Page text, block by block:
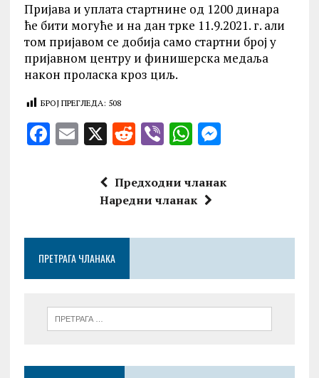
Пријава и уплата стартнине од 1200 динара
ће бити могуће и на дан трке 11.9.2021. г. али
том пријавом се добија само стартни број у
пријавном центру и финишерска медаља
након проласка кроз циљ.
БРОЈ ПРЕГЛЕДА: 508
F
o
k
E X R
d
di
V
er
W
at
s
p
M
se
er
Предходни чланак
Наредни чланак
ПРЕТРАГА ЧЛАНАКА